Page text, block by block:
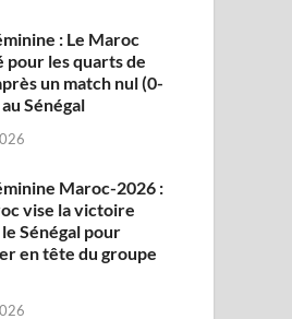
: Le Maroc
pour les quarts de
un match nul (0-
Sénégal
Maroc-2026 :
vise la victoire
Sénégal pour
en tête du groupe